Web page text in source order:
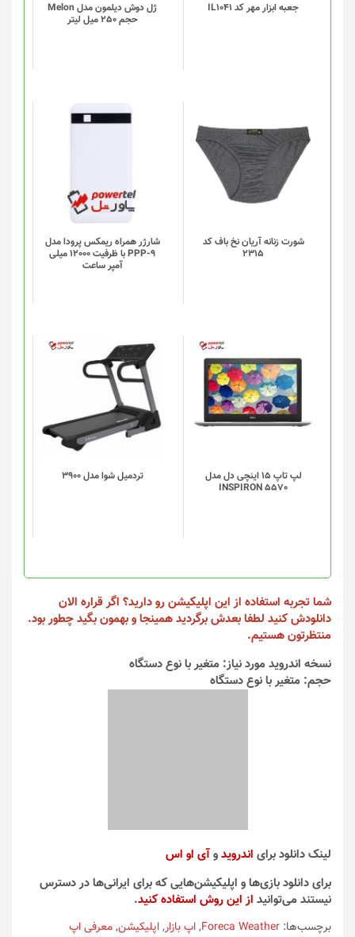
جعبه ابزار مهر کد IL1041
گزینه
انتخاب
شوند
ژل دوش دیلمون مدل Melon
حجم 250 میل لیتر
شورت زنانه آریان نخ باف کد
2315
این
محصول
دارای
انواع
مختلفی
می
گزینه
ها
محصول
انتخاب
شوند
شارژر همراه ریمکس پرودا مدل
PPP-9 با ظرفیت 12000 میلی
آمپر ساعت
لپ تاپ 15 اینچی دل مدل
INSPIRON 5570
تردميل شوا مدل 3900
شما تجربه استفاده از این اپلیکیشن رو دارید؟ اگر قراره الان
دانلودش کنید لطفا بعدش برگردید همینجا و بهمون بگید چطور بود.
منتظرتون هستیم.
نسخه اندروید مورد نیاز: متغیر با نوع دستگاه
حجم: متغیر با نوع دستگاه
لینک دانلود برای اندرویدوآی او اس
برای دانلود بازی‌ها و اپلیکیشن‌هایی که برای ایرانی‌ها در دسترس
نیستند می‌توانید از این روش استفاده کنید.
برچسب‌ها: Foreca Weather
,اپ بازار,اپلیکیشن,معرفی اپ